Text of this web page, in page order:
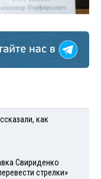
как
Свириденко
стрелки»